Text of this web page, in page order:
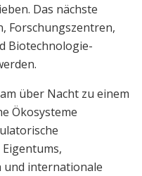
Das nächste
Forschungszentren,
Biotechnologie-
über Nacht zu einem
Ökosysteme
und internationale